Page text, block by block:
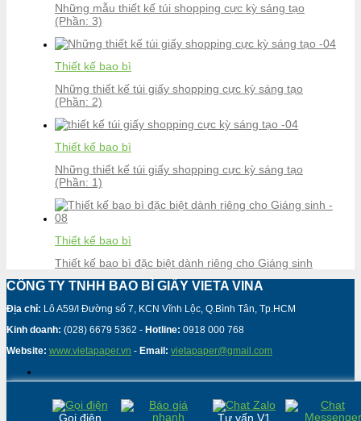
Những mẫu thiết kế túi shopping cực kỳ sáng tạo
(Phần: 3)
Thiết kế bao bì
Những thiết kế túi giấy shopping cực kỳ sáng tạo
(Phần: 2)
Thiết kế bao bì
Những thiết kế túi giấy shopping cực kỳ sáng tạo
(Phần: 1)
Thiết kế bao bì
Thiết kế bao bì đặc biệt dành riêng cho Giáng sinh
CÔNG TY TNHH BAO BÌ GIẤY VIETA VINA
Địa chỉ: Lô A59/I Đường số 7, KCN Vĩnh Lộc, Q.Bình Tân, Tp.HCM
Kinh doanh: (028) 6679 5362 - Hotline: 0918 000 768
Website: www.vietapaper.vn - Email: vietapaper@gmail.com
Gọi điện Tư vấn V1